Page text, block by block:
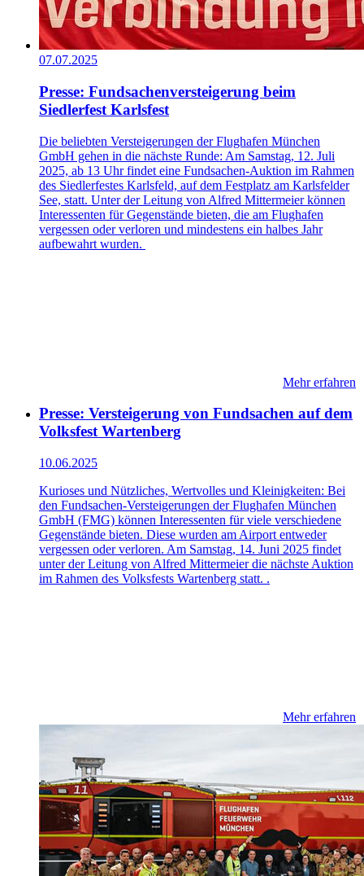
07.07.2025
Presse: Fundsachenversteigerung beim
Siedlerfest Karlsfest
Die beliebten Versteigerungen der Flughafen München
GmbH gehen in die nächste Runde: Am Samstag, 12. Juli
2025, ab 13 Uhr findet eine Fundsachen-Auktion im Rahmen
des Siedlerfestes Karlsfeld, auf dem Festplatz am Karlsfelder
See, statt. Unter der Leitung von Alfred Mittermeier können
Interessenten für Gegenstände bieten, die am Flughafen
vergessen oder verloren und mindestens ein halbes Jahr
aufbewahrt wurden.
Mehr erfahren
Presse: Versteigerung von Fundsachen auf dem
Volksfest Wartenberg
10.06.2025
Kurioses und Nützliches, Wertvolles und Kleinigkeiten: Bei
den Fundsachen-Versteigerungen der Flughafen München
GmbH (FMG) können Interessenten für viele verschiedene
Gegenstände bieten. Diese wurden am Airport entweder
vergessen oder verloren. Am Samstag, 14. Juni 2025 findet
unter der Leitung von Alfred Mittermeier die nächste Auktion
im Rahmen des Volksfests Wartenberg statt. .
Mehr erfahren